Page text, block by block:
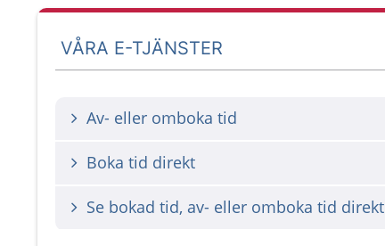
VÅRA E-TJÄNSTER
Av- eller omboka tid
Boka tid direkt
Se bokad tid, av- eller omboka tid direkt